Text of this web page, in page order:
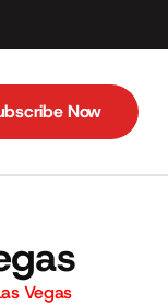
Now
Vegas